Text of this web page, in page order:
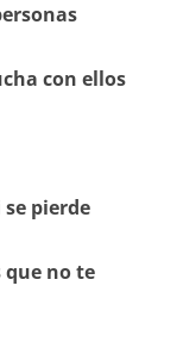
con ellos
pierde
que no te